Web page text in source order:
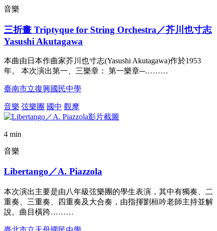
音樂
三折畫 Triptyque for String Orchestra／芥川也寸志
Yasushi Akutagawa
本曲由日本作曲家芥川也寸志(Yasushi Akutagawa)作於1953
年。 本次演出第一、三樂章： 第一樂章─………
臺南市立復興國民中學
音樂 弦樂團 國中 觀摩
4 min
音樂
Libertango／A. Piazzola
本次演出主要是由八年級弦樂團的學生表演，其中有獨奏、二
重奏、三重奏、四重奏及大合奏，由指揮劉桓吟老師主持並解
說。曲目橫跨………